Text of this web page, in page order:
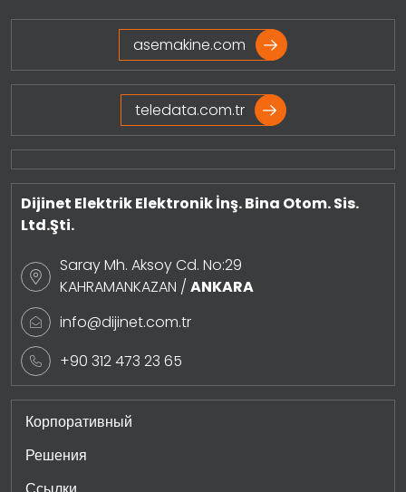
asemakine.com
teledata.com.tr
Dijinet Elektrik Elektronik İnş. Bina Otom. Sis.
Ltd.Şti.
Saray Mh. Aksoy Cd. No:29
KAHRAMANKAZAN / ANKARA
info@dijinet.com.tr
+90 312 473 23 65
Корпоративный
Решения